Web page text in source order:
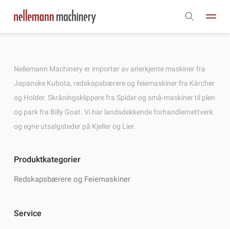
Nellemann Machinery er importør av anerkjente maskiner fra
Japanske Kubota, redskapsbærere og feiemaskiner fra Kärcher
og Holder. Skråningsklippere fra Spider og små-maskiner til plen
og park fra Billy Goat. Vi har landsdekkende forhandlernettverk
og egne utsalgsteder på Kjeller og Lier.
Produktkategorier
Redskapsbærere og Feiemaskiner
Service